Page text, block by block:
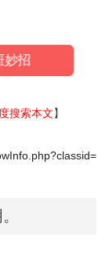
招
搜索本文】